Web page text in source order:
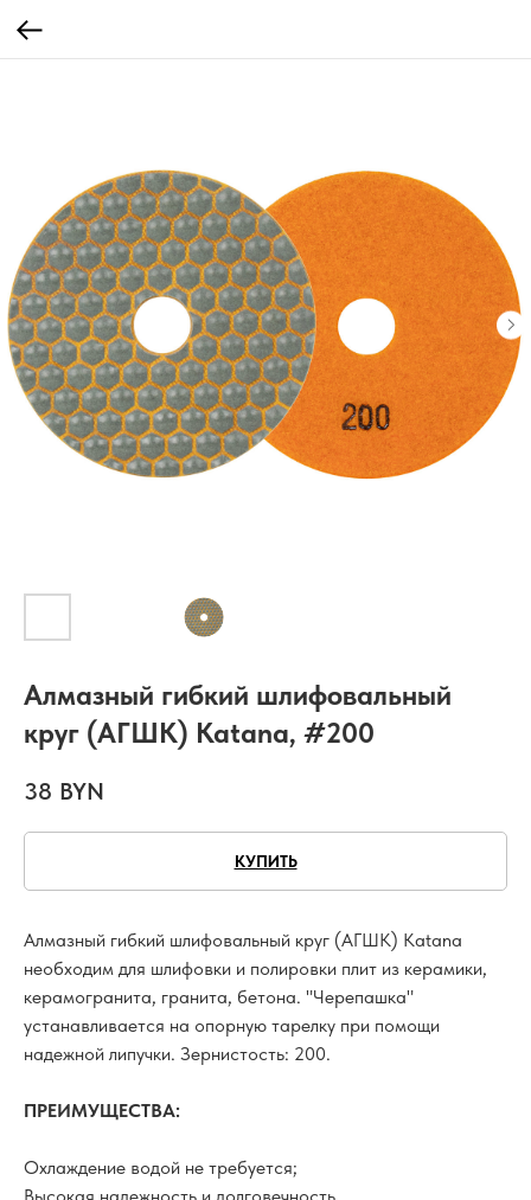
Алмазный гибкий шлифовальный
круг (АГШК) Katana, #200
38 BYN
КУПИТЬ
Алмазный гибкий шлифовальный круг (АГШК) Katana
необходим для шлифовки и полировки плит из керамики,
керамогранита, гранита, бетона. "Черепашка"
устанавливается на опорную тарелку при помощи
надежной липучки. Зернистость: 200.
ПРЕИМУЩЕСТВА:
Охлаждение водой не требуется;